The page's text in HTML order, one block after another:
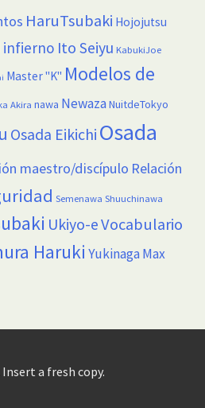
HaruTsubaki Hojojutsu
infierno Ito Seiyu KabukiJoe
Master "K" Modelos de
Akira nawa NewazaNuitdeTokyo
Osada Eikichi Osada
maestro/discípulo Relación
Semenawa Shuuchinawa
Ukiyo-eVocabulario
Haruki Yukinaga Max
a fresh copy.